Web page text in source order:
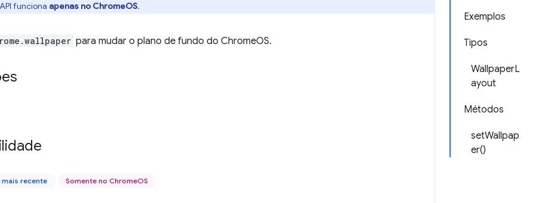
Exemplos
Tipos
WallpaperL
ayout
Métodos
setWallpap
er()
funciona apenas no ChromeOS.
para mudar o plano de fundo do ChromeOS.
recente Somente no ChromeOS